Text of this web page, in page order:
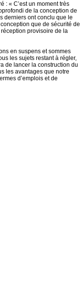
: « C’est un moment très
de la conception de
derniers ont conclu que le
que de sécurité de
provisoire de la
en suspens et sommes
les sujets restant à régler,
de lancer la construction du
les avantages que notre
d’emplois et de